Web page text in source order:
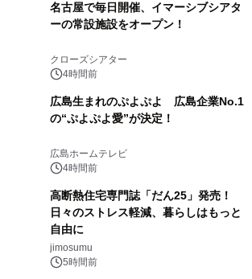
名古屋で毎日開催、イマーシブシアタ
ーの常設施設をオープン！
クローズシアター
4時間前
広島生まれのぷよぷよ 広島企業No.1
の“ぷよぷよ愛”が決定！
広島ホームテレビ
4時間前
高断熱住宅専門誌「だん25」発売！
日々のストレス軽減、暮らしはもっと
自由に
jimosumu
5時間前